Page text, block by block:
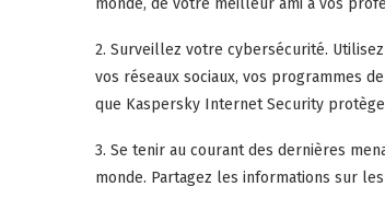
monde, de votre meilleur ami à vos
2. Surveillez votre cybersécurité.
vos réseaux sociaux, vos programmes
que Kaspersky Internet Security
3. Se tenir au courant des dernières
monde. Partagez les informations sur